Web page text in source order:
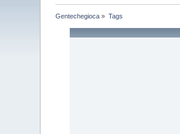
Gentechegioca » Tags